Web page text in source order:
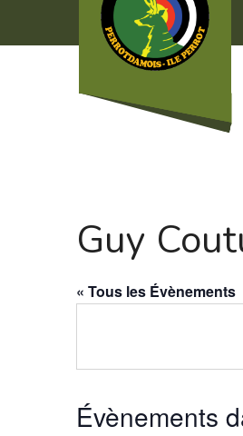
Guy
« Tous les Évènements
Évènements